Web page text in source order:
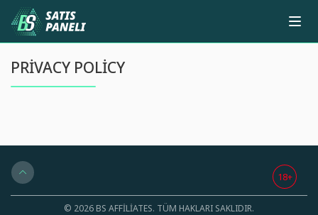
PRIVACY POLICY
18+
© 2026 BS AFFILIATES. TÜM HAKLARI SAKLIDIR.